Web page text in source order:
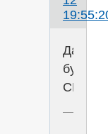
Да
будет